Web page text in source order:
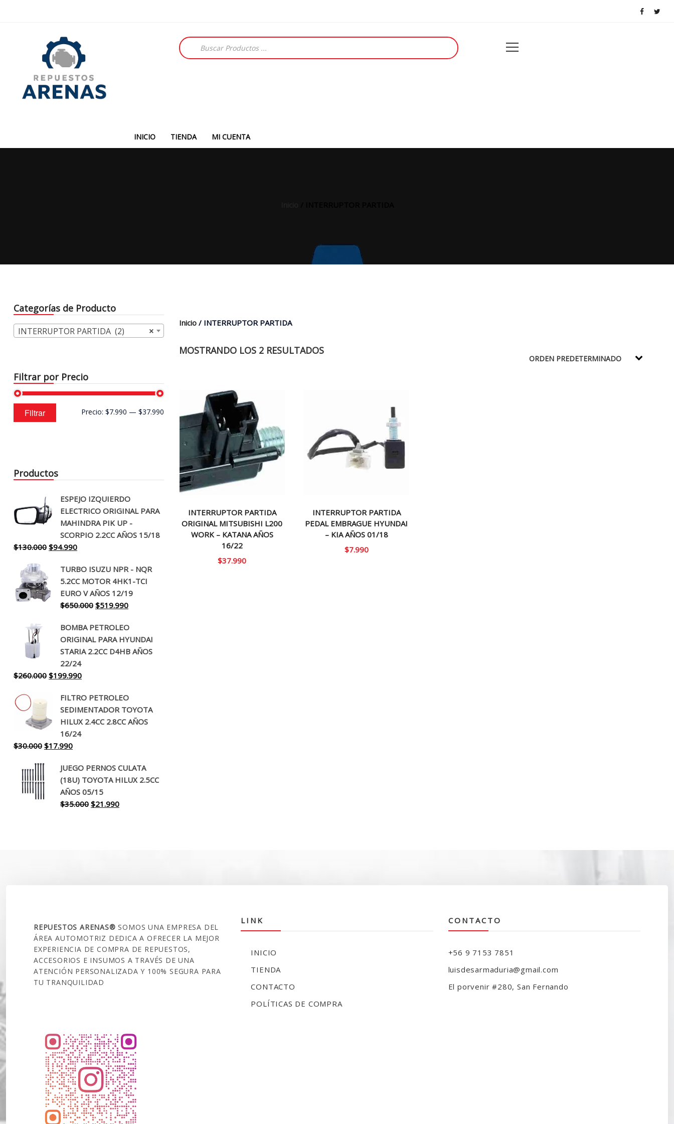
Búsqueda
de
productos
INICIO TIENDA MI CUENTA
Categorías de Producto
×
INTERRUPTOR PARTIDA (2)
Filtrar por Precio
Precio
mínimo
Precio
máximo
Filtrar Precio: $7.990 — $37.990
Productos
ESPEJO IZQUIERDO
ELECTRICO ORIGINAL PARA
MAHINDRA PIK UP -
SCORPIO 2.2CC AÑOS 15/18
$130.000 El
original
era:
$130.000.
$94.990El
actual
es:
$94.990.
TURBO ISUZU NPR - NQR
5.2CC MOTOR 4HK1-TCI
EURO V AÑOS 12/19
$650.000 El
original
era:
$650.000.
$519.990El
actual
es:
$519.990.
BOMBA PETROLEO
ORIGINAL PARA HYUNDAI
STARIA 2.2CC D4HB AÑOS
22/24
$260.000 El
original
era:
$260.000.
$199.990El
actual
es:
$199.990.
FILTRO PETROLEO
SEDIMENTADOR TOYOTA
HILUX 2.4CC 2.8CC AÑOS
16/24
$30.000 El
original
era:
$30.000.
$17.990El
actual
es:
$17.990.
JUEGO PERNOS CULATA
(18U) TOYOTA HILUX 2.5CC
AÑOS 05/15
$35.000 El
$21.990El
Inicio / INTERRUPTOR PARTIDA
MOSTRANDO LOS 2 RESULTADOS
INTERRUPTOR PARTIDA
ORIGINAL MITSUBISHI L200
WORK – KATANA AÑOS
16/22
$37.990
INTERRUPTOR PARTIDA
PEDAL EMBRAGUE HYUNDAI
– KIA AÑOS 01/18
$7.990
REPUESTOS ARENAS®SOMOS UNA EMPRESA DEL
ÁREA AUTOMOTRIZ DEDICA A OFRECER LA MEJOR
EXPERIENCIA DE COMPRA DE REPUESTOS,
ACCESORIOS E INSUMOS A TRAVÉS DE UNA
ATENCIÓN PERSONALIZADA Y 100% SEGURA PARA
TU TRANQUILIDAD
LINK
INICIO
TIENDA
CONTACTO
POLÍTICAS DE COMPRA
CONTACTO
+56 9 7153 7851
luisdesarmaduria@gmail.com
El porvenir #280, San Fernando